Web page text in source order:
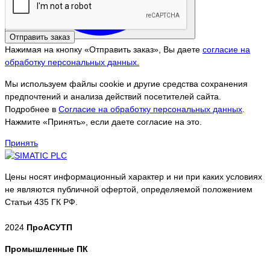
Отправить заказ
Нажимая на кнопку «Отправить заказ», Вы даете согласие на
обработку персональных данных.
Мы используем файлы cookie и другие средства сохранения
предпочтений и анализа действий посетителей сайта.
Подробнее в Согласие на обработку персональных данных
Нажмите «Принять», если даете согласие на это.
Принять
Цены носят информационный характер и ни при каких условиях
не являются публичной офертой, определяемой положением
Статьи 435 ГК РФ.
2024 ПроАСУТП
Промышленные ПК